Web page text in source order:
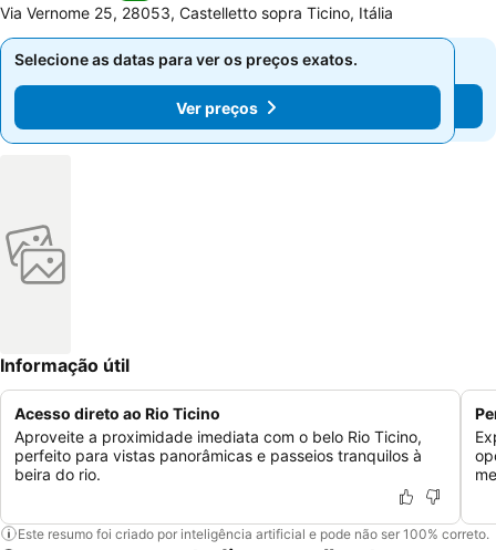
Via Vernome 25, 28053, Castelletto sopra Ticino, Itália
Selecione as datas para ver os preços exatos.
Ver preços
Selecione as datas para ver os preços exatos.
Ver preços
Informação útil
Acesso direto ao Rio Ticino
Aproveite a proximidade imediata com o belo Rio Ticino,
perfeito para vistas panorâmicas e passeios tranquilos à
beira do rio.
Este resumo foi criado por inteligência artificial e pode não ser 100% correto.